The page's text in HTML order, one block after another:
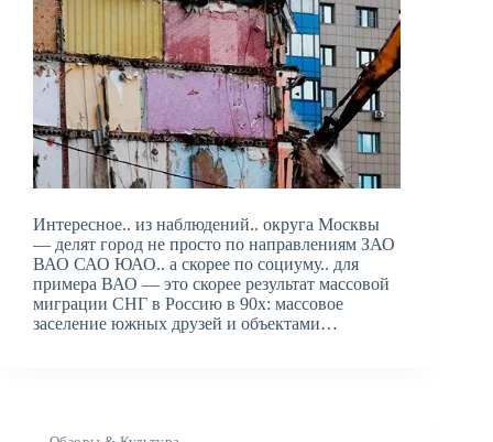
Интересное.. из наблюдений.. округа Москвы
— делят город не просто по направлениям ЗАО
ВАО САО ЮАО.. а скорее по социуму.. для
примера ВАО — это скорее результат массовой
миграции СНГ в Россию в 90х: массовое
заселение южных друзей и объектами…